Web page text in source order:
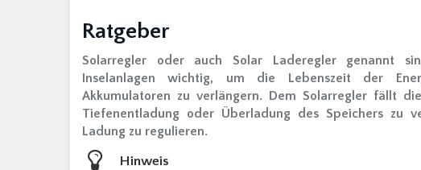
Ratgeber
Solarregler oder auch Solar Laderegler genannt
Inselanlagen wichtig, um die Lebenszeit der
Akkumulatoren zu verlängern. Dem Solarregler fällt
Tiefenentladung oder Überladung des Speichers zu
Ladung zu regulieren.
Hinweis